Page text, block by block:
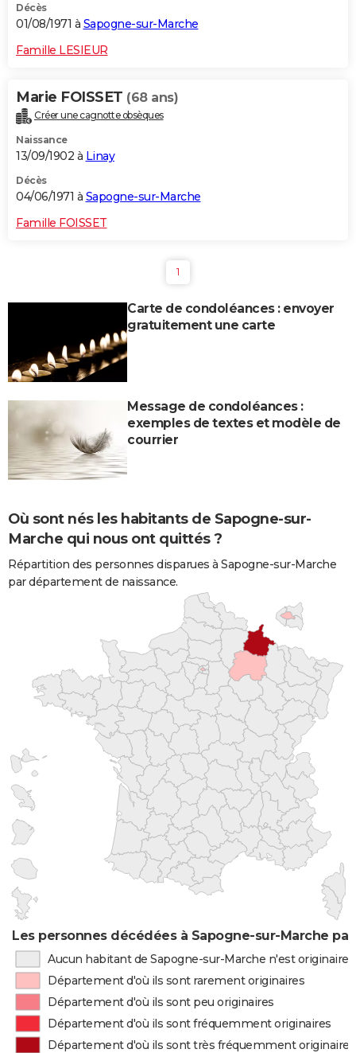
Décès
01/08/1971 à Sapogne-sur-Marche
Famille LESIEUR
Marie FOISSET (68 ans)
Créer une cagnotte obsèques
Naissance
13/09/1902 à Linay
Décès
04/06/1971 à Sapogne-sur-Marche
Famille FOISSET
1
Carte de condoléances : envoyer
gratuitement une carte
Message de condoléances :
exemples de textes et modèle de
courrier
Où sont nés les habitants de Sapogne-sur-
Marche qui nous ont quittés ?
Répartition des personnes disparues à Sapogne-sur-Marche
par département de naissance.
Les personnes décédées à Sapogne-sur-Marche
Aucun habitant de Sapogne-sur-Marche n'est originaire
Département d'où ils sont rarement originaires
Département d'où ils sont peu originaires
Département d'où ils sont fréquemment originaires
Département d'où ils sont très fréquemment originaires